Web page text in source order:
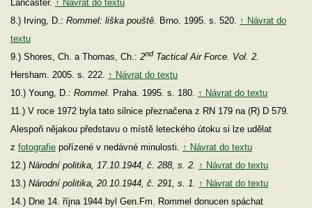
Lancaster. ↑ Návrat do textu
8.) Irving, D.: Rommel: liška pouště. Brno. 1995. s. 520. ↑ Návrat do
textu
9.) Shores, Ch. a Thomas, Ch.: 2nd Tactical Air Force. Vol. 2.
Hersham. 2005. s. 222. ↑ Návrat do textu
10.) Young, D.: Rommel. Praha. 1995. s. 180. ↑ Návrat do textu
11.) V roce 1972 byla tato silnice přeznačena z RN 179 na (R) D 579.
Alespoň nějakou představu o místě leteckého útoku si lze udělat
z fotografie pořízené v nedávné minulosti. ↑ Návrat do textu
12.) Národní politika, 17.10.1944, č. 288, s. 2. ↑ Návrat do textu
13.) Národní politika, 20.10.1944, č. 291, s. 1.
↑ Návrat do textu
14.) Dne 14. října 1944 byl Gen.Fm. Rommel donucen spáchat